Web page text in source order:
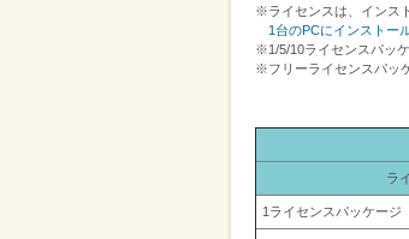
※ライセンスは、インス
1台のPCにインストー
※1/5/10ライセンスパッ
※フリーライセンスパッ
ラ
1ライセンスパッケージ